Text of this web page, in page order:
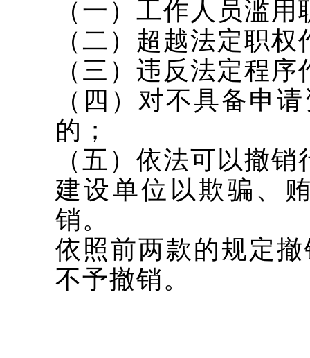
（一）工作人员滥
（二）超越法定职
（三）违反法定程
（四）对不具备申
的；
（五）依法可以撤
建设单位以欺骗、
销。
依照前两款的规定
不予撤销。